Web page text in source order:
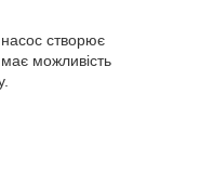
створює
можливість